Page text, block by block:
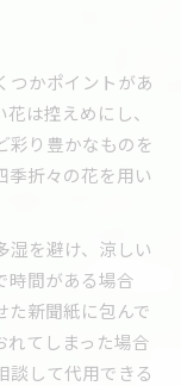
つかポイントがあ
は控えめにし、
彩り豊かなものを
季折々の花を用い
湿を避け、涼しい
時間がある場合
た新聞紙に包んで
れてしまった場合
談して代用できる